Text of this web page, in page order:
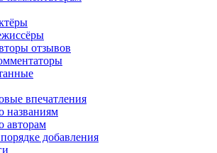
отзывов
впечатления
названиям
авторам
добавления